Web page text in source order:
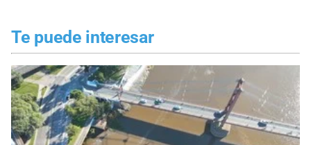
Te puede interesar